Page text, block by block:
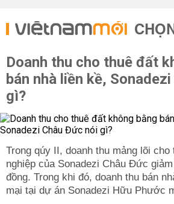
Doanh thu cho thuê đất
bán nhà liền kề,
gì?
Trong qúy II, doanh thu mảng lõi cho
nghiệp của Sonadezi Châu Đức
đồng. Trong khi đó, doanh thu bán
mại tại dự án Sonadezi Hữu Phước